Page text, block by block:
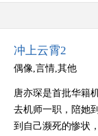
冲上云霄2
偶像,言情,其他
唐亦琛是首批华籍
去机师一职，陪她
到自己濒死的惨状